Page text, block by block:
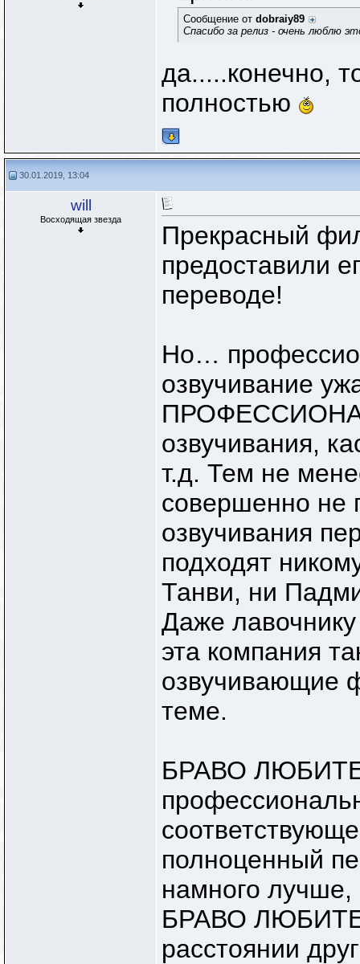
Сообщение от dobraiy89
Спасибо за релиз - очень люблю
да.....конечно,
полностью
30.01.2019, 13:04
will
Восходящая звезда
Прекрасный
предоставили
переводе!
Но…
озвучивание
озвучивания,
т.д. Тем не
совершенно не
озвучивания
подходят
Танви, ни
Даже
эта компания
озвучивающие
теме.
БРАВО
полноценный
намного
БРАВО
расстоянии